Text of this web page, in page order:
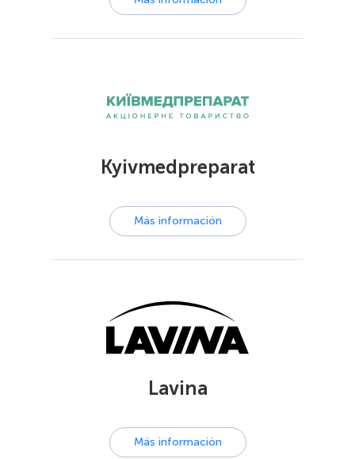
Kyivmedpreparat
Más información
Lavina
Más información